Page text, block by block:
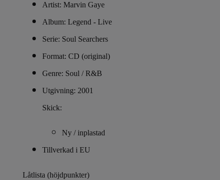
Artist: Marvin Gaye
Album: Legend - Live
Serie: Soul Searchers
Format: CD (original)
Genre: Soul / R&B
Utgivning: 2001
Skick:
Ny / inplastad
Tillverkad i EU
Låtlista (höjdpunkter)